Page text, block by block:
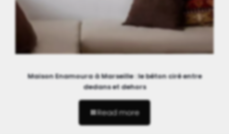
Maison Enamoura à Marseille : le béton ciré entre
dedans et dehors
Read more